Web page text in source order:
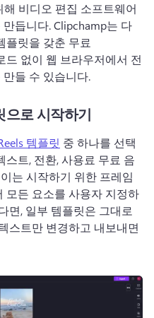
비디오 편집 소프트웨어
만듭니다. Clipchamp는 다
플릿을 갖춘 무료
드 없이 웹 브라우저에서 전
만들 수 있습니다.
으로 시작하기
템플릿 중 하나를 선택
트, 전환, 사용료 무료 음
이는 시작하기 위한 프레임
모든 요소를 ​​사용자 지정하
면, 일부 템플릿은 그대로
스트만 변경하고 내보내면